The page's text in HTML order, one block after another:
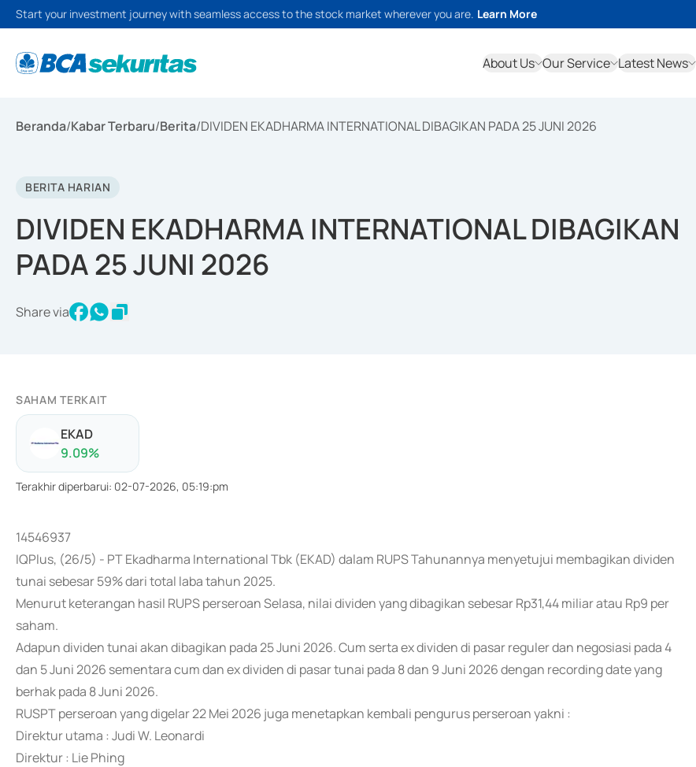
Start your investment journey with seamless access to the stock market wherever you are. Learn More
About Us Our Service Latest News
Beranda/Kabar Terbaru/Berita/DIVIDEN EKADHARMA INTERNATIONAL DIBAGIKAN PADA 25 JUNI 2026
BERITA HARIAN
DIVIDEN EKADHARMA INTERNATIONAL DIBAGIKAN
PADA 25 JUNI 2026
Share via
SAHAM TERKAIT
EKAD
9.09%
Terakhir diperbarui: 02-07-2026, 05:19:pm
14546937
IQPlus, (26/5) - PT Ekadharma International Tbk (EKAD) dalam RUPS Tahunannya menyetujui membagikan dividen
tunai sebesar 59% dari total laba tahun 2025.
Menurut keterangan hasil RUPS perseroan Selasa, nilai dividen yang dibagikan sebesar Rp31,44 miliar atau Rp9 per
saham.
Adapun dividen tunai akan dibagikan pada 25 Juni 2026. Cum serta ex dividen di pasar reguler dan negosiasi pada 4
dan 5 Juni 2026 sementara cum dan ex dividen di pasar tunai pada 8 dan 9 Juni 2026 dengan recording date yang
berhak pada 8 Juni 2026.
RUSPT perseroan yang digelar 22 Mei 2026 juga menetapkan kembali pengurus perseroan yakni :
Direktur utama : Judi W. Leonardi
Direktur : Lie Phing